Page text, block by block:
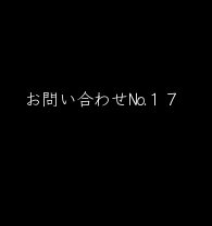
お問い合わせ№１７